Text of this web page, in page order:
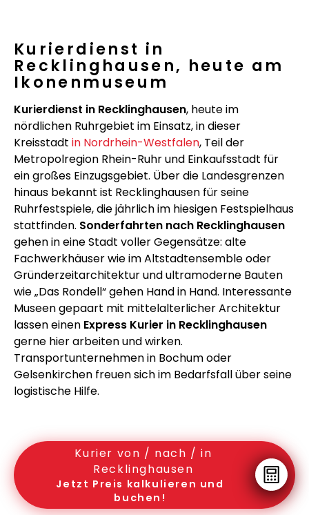
Kurierdienst in
Recklinghausen, heute am
Ikonenmuseum
Kurierdienst in Recklinghausen, heute im
nördlichen Ruhrgebiet im Einsatz, in dieser
Kreisstadt in Nordrhein-Westfalen, Teil der
Metropolregion Rhein-Ruhr und Einkaufsstadt für
ein großes Einzugsgebiet. Über die Landesgrenzen
hinaus bekannt ist Recklinghausen für seine
Ruhrfestspiele, die jährlich im hiesigen Festspielhaus
stattfinden. Sonderfahrten nach Recklinghausen
gehen in eine Stadt voller Gegensätze: alte
Fachwerkhäuser wie im Altstadtensemble oder
Gründerzeitarchitektur und ultramoderne Bauten
wie „Das Rondell“ gehen Hand in Hand. Interessante
Museen gepaart mit mittelalterlicher Architektur
lassen einen Express Kurier in Recklinghausen
gerne hier arbeiten und wirken.
Transportunternehmen in Bochum oder
Gelsenkirchen freuen sich im Bedarfsfall über seine
logistische Hilfe.
Kurier von / nach / in
Recklinghausen
Jetzt Preis kalkulieren und
buchen!